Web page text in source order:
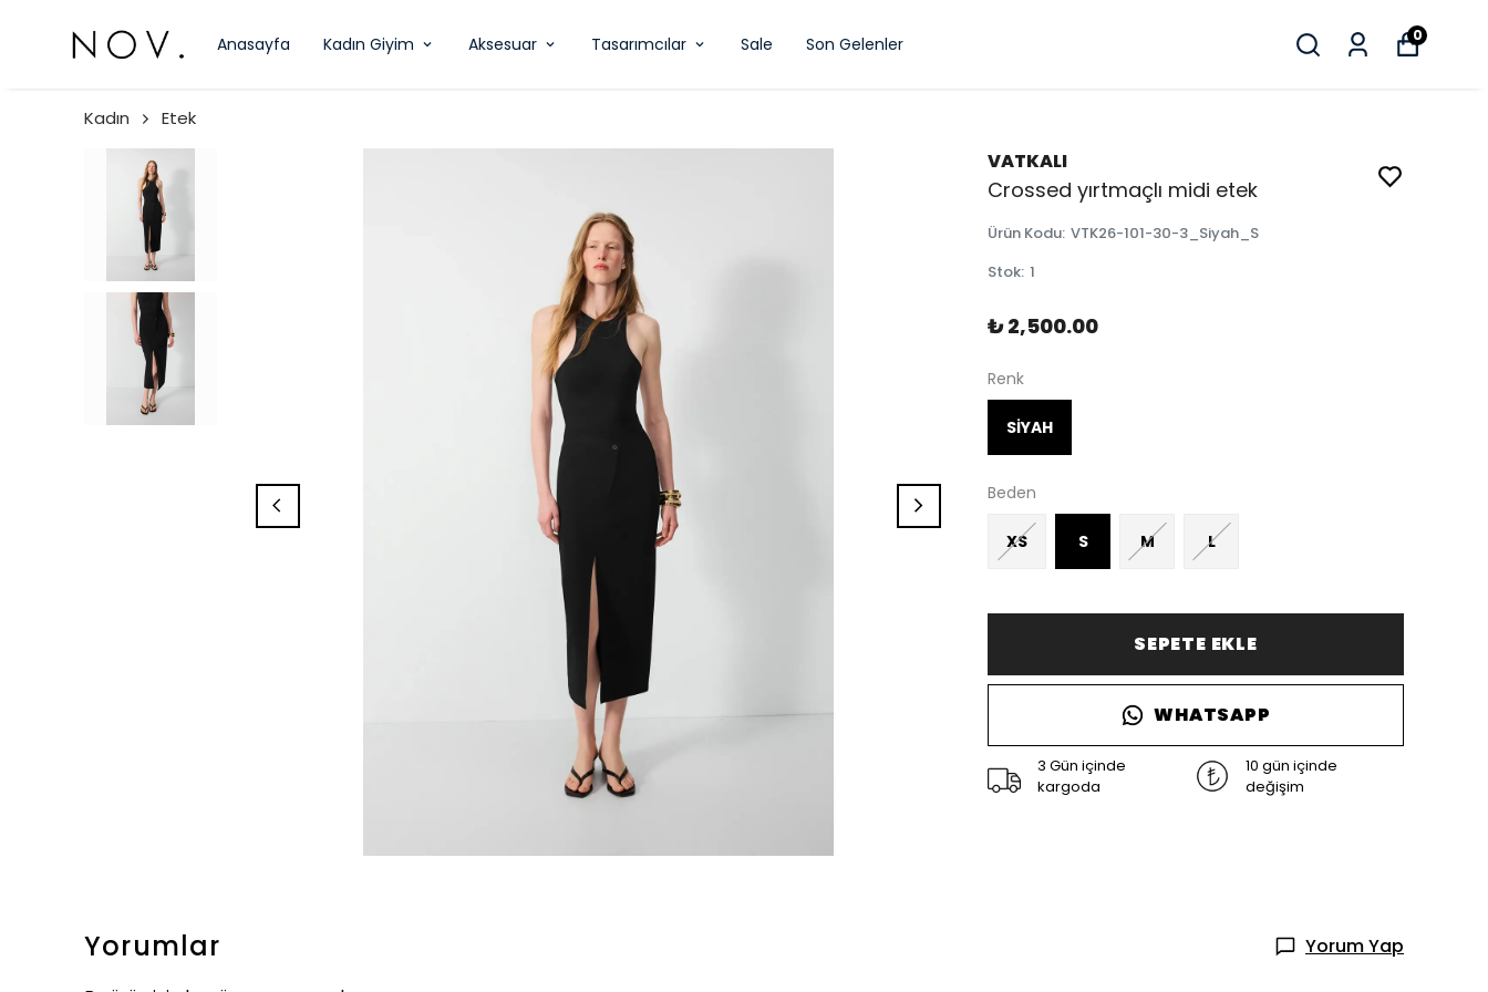
Anasayfa Kadın Giyim Aksesuar Tasarımcılar Sale Son Gelenler 0
Kadın Etek
VATKALI
Crossed yırtmaçlı midi etek
Ürün Kodu: VTK26-101-30-3_Siyah_S
Stok: 1
₺ 2,500.00
Renk
SİYAH
Beden
XS S M L
SEPETE EKLE
WHATSAPP
3 Gün içinde
kargoda
10 gün içinde
değişim
Yorumlar
Yorum Yap